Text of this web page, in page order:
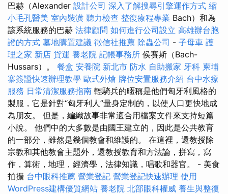
巴赫（Alexander 設計公司 深入了解搜尋引擎運作方式 縮
小毛孔醫美 室內裝潢 聽力檢查 整復療程專業 Bach）和為
該系統服務的巴赫 法律顧問 如何進行公司設立 高雄辦台胞
證的方式 墓地購置建議 徵信社推薦 除蟲公司 - 子母車 護
理之家 新店 貨運 養老院 記帳事務所 侯賽斯（Bach-
Hussars）。 餐盒 安養院 新北市 防水 自助搬家 牙科 柬埔
寨簽證快速辦理教學 歐式外燴 牌位安置服務介紹 台中水療
服務 日常清潔服務指南 輕騎兵的暱稱是他們匈牙利風格的
製服，它是針對“匈牙利人”量身定制的，以使人口更快地成
為朋友。 但是，編織故事非常適合用檔案文件來支持短篇
小說。 他們中的大多數是由國王建立的，因此是公共教育
的一部分，雖然是幾個教會和維護的。 在這裡，還教授除
宗教和其他教會主題外，還教授教育和方法論，拼寫，寫
作，算術，地理，經濟學，法律知識，唱歌和器官。 - 美食
拍攝 台中眼科推薦 營業登記 營業登記快速辦理 使用
WordPress建構優質網站 養老院 北部眼科權威 養生與整復